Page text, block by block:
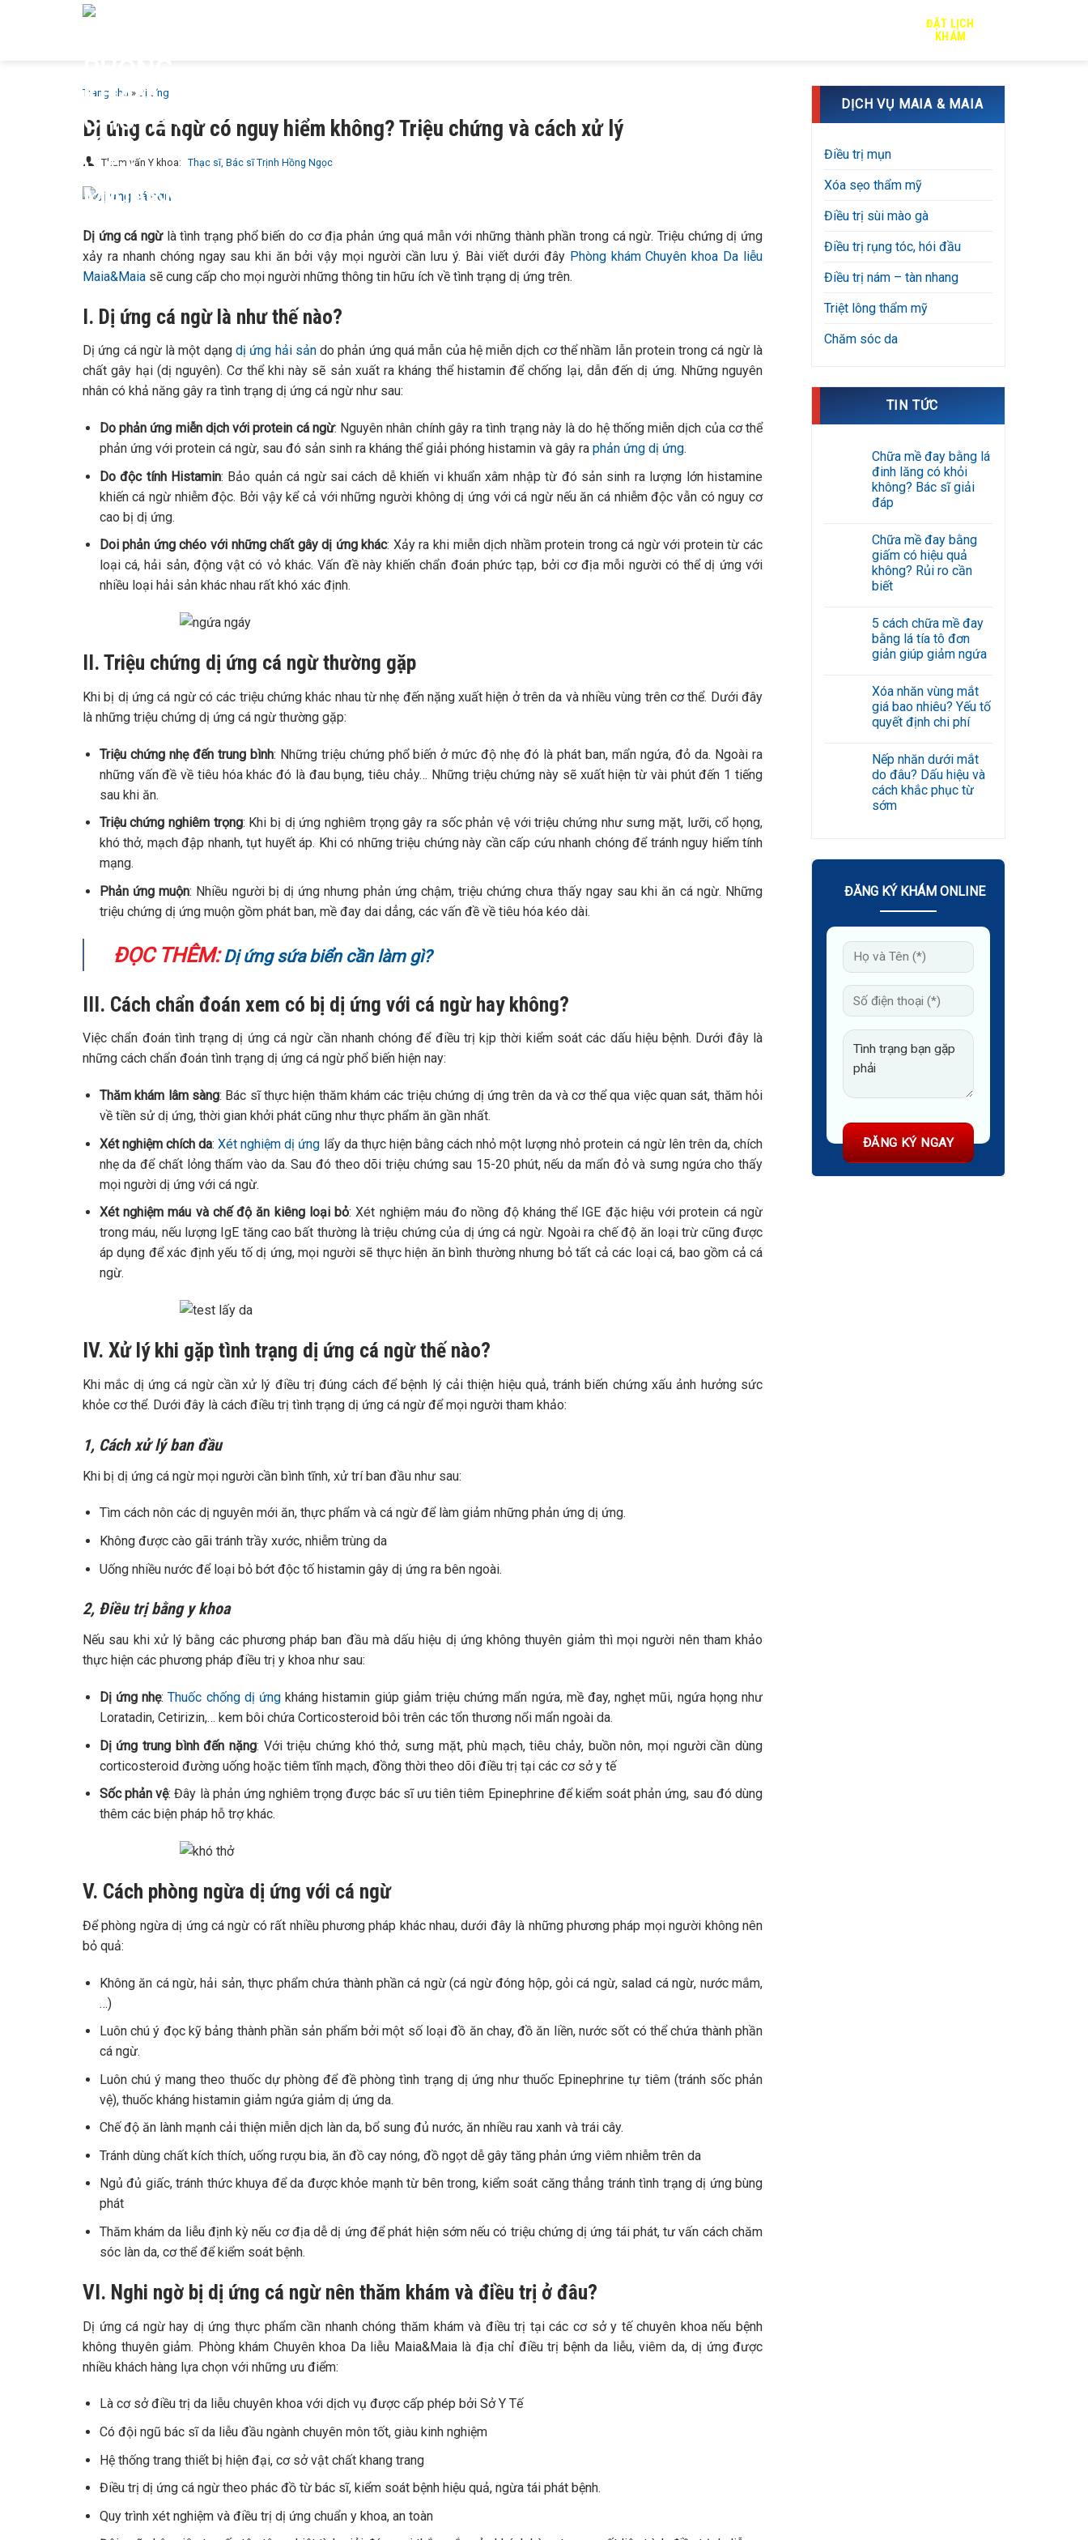
ĐẶT LỊCH
KHÁM
Trang chủ » Dị Ứng
Dị ứng cá ngừ có nguy hiểm không? Triệu chứng và cách xử lý
Tham vấn Y khoa: Thạc sĩ, Bác sĩ Trịnh Hồng Ngọc
Dị ứng cá ngừ là tình trạng phổ biến do cơ địa phản ứng quá mẫn với những thành phần trong cá ngừ. Triệu chứng dị ứng
xảy ra nhanh chóng ngay sau khi ăn bởi vậy mọi người cần lưu ý. Bài viết dưới đây Phòng khám Chuyên khoa Da liễu
Maia&Maia sẽ cung cấp cho mọi người những thông tin hữu ích về tình trạng dị ứng trên.
I. Dị ứng cá ngừ là như thế nào?
Dị ứng cá ngừ là một dạng dị ứng hải sảndo phản ứng quá mẫn của hệ miễn dịch cơ thể nhầm lẫn protein trong cá ngừ là
chất gây hại (dị nguyên). Cơ thể khi này sẽ sản xuất ra kháng thể histamin để chống lại, dẫn đến dị ứng. Những nguyên
nhân có khả năng gây ra tình trạng dị ứng cá ngừ như sau:
Do phản ứng miễn dịch với protein cá ngừ: Nguyên nhân chính gây ra tình trạng này là do hệ thống miễn dịch của cơ thể
phản ứng với protein cá ngừ, sau đó sản sinh ra kháng thể giải phóng histamin và gây ra phản ứng dị ứng.
Do độc tính Histamin: Bảo quản cá ngừ sai cách dễ khiến vi khuẩn xâm nhập từ đó sản sinh ra lượng lớn histamine
khiến cá ngừ nhiễm độc. Bởi vậy kể cả với những người không dị ứng với cá ngừ nếu ăn cá nhiễm độc vẫn có nguy cơ
cao bị dị ứng.
Doi phản ứng chéo với những chất gây dị ứng khác: Xảy ra khi miễn dịch nhầm protein trong cá ngừ với protein từ các
loại cá, hải sản, động vật có vỏ khác. Vấn đề này khiến chẩn đoán phức tạp, bởi cơ địa mỗi người có thể dị ứng với
nhiều loại hải sản khác nhau rất khó xác định.
II. Triệu chứng dị ứng cá ngừ thường gặp
Khi bị dị ứng cá ngừ có các triệu chứng khác nhau từ nhẹ đến nặng xuất hiện ở trên da và nhiều vùng trên cơ thể. Dưới đây
là những triệu chứng dị ứng cá ngừ thường gặp:
Triệu chứng nhẹ đến trung bình: Những triệu chứng phổ biến ở mức độ nhẹ đó là phát ban, mẩn ngứa, đỏ da. Ngoài ra
những vấn đề về tiêu hóa khác đó là đau bụng, tiêu chảy… Những triệu chứng này sẽ xuất hiện từ vài phút đến 1 tiếng
sau khi ăn.
Triệu chứng nghiêm trọng: Khi bị dị ứng nghiêm trọng gây ra sốc phản vệ với triệu chứng như sưng mặt, lưỡi, cổ họng,
khó thở, mạch đập nhanh, tụt huyết áp. Khi có những triệu chứng này cần cấp cứu nhanh chóng để tránh nguy hiểm tính
mạng.
Phản ứng muộn: Nhiều người bị dị ứng nhưng phản ứng chậm, triệu chứng chưa thấy ngay sau khi ăn cá ngừ. Những
triệu chứng dị ứng muộn gồm phát ban, mề đay dai dẳng, các vấn đề về tiêu hóa kéo dài.
ĐỌC THÊM: Dị ứng sứa biển cần làm gì?
III. Cách chẩn đoán xem có bị dị ứng với cá ngừ hay không?
Việc chẩn đoán tình trạng dị ứng cá ngừ cần nhanh chóng để điều trị kịp thời kiểm soát các dấu hiệu bệnh. Dưới đây là
những cách chẩn đoán tình trạng dị ứng cá ngừ phổ biến hiện nay:
Thăm khám lâm sàng: Bác sĩ thực hiện thăm khám các triệu chứng dị ứng trên da và cơ thể qua việc quan sát, thăm hỏi
về tiền sử dị ứng, thời gian khởi phát cũng như thực phẩm ăn gần nhất.
Xét nghiệm chích da:Xét nghiệm dị ứng lẩy da thực hiện bằng cách nhỏ một lượng nhỏ protein cá ngừ lên trên da, chích
nhẹ da để chất lỏng thấm vào da. Sau đó theo dõi triệu chứng sau 15-20 phút, nếu da mẩn đỏ và sưng ngứa cho thấy
mọi người dị ứng với cá ngừ.
Xét nghiệm máu và chế độ ăn kiêng loại bỏ: Xét nghiệm máu đo nồng độ kháng thể IGE đặc hiệu với protein cá ngừ
trong máu, nếu lượng IgE tăng cao bất thường là triệu chứng của dị ứng cá ngừ. Ngoài ra chế độ ăn loại trừ cũng được
áp dụng để xác định yếu tố dị ứng, mọi người sẽ thực hiện ăn bình thường nhưng bỏ tất cả các loại cá, bao gồm cả cá
ngừ.
IV. Xử lý khi gặp tình trạng dị ứng cá ngừ thế nào?
Khi mắc dị ứng cá ngừ cần xử lý điều trị đúng cách để bệnh lý cải thiện hiệu quả, tránh biến chứng xấu ảnh hưởng sức
khỏe cơ thể. Dưới đây là cách điều trị tình trạng dị ứng cá ngừ để mọi người tham khảo:
1, Cách xử lý ban đầu
Khi bị dị ứng cá ngừ mọi người cần bình tĩnh, xử trí ban đầu như sau:
Tìm cách nôn các dị nguyên mới ăn, thực phẩm và cá ngừ để làm giảm những phản ứng dị ứng.
Không được cào gãi tránh trầy xước, nhiễm trùng da
Uống nhiều nước để loại bỏ bớt độc tố histamin gây dị ứng ra bên ngoài.
2, Điều trị bằng y khoa
Nếu sau khi xử lý bằng các phương pháp ban đầu mà dấu hiệu dị ứng không thuyên giảm thì mọi người nên tham khảo
thực hiện các phương pháp điều trị y khoa như sau:
Dị ứng nhẹ:Thuốc chống dị ứng kháng histamin giúp giảm triệu chứng mẩn ngứa, mề đay, nghẹt mũi, ngứa họng như
Loratadin, Cetirizin,… kem bôi chứa Corticosteroid bôi trên các tổn thương nổi mẩn ngoài da.
Dị ứng trung bình đến nặng: Với triệu chứng khó thở, sưng mặt, phù mạch, tiêu chảy, buồn nôn, mọi người cần dùng
corticosteroid đường uống hoặc tiêm tĩnh mạch, đồng thời theo dõi điều trị tại các cơ sở y tế
Sốc phản vệ: Đây là phản ứng nghiêm trọng được bác sĩ ưu tiên tiêm Epinephrine để kiểm soát phản ứng, sau đó dùng
thêm các biện pháp hỗ trợ khác.
V. Cách phòng ngừa dị ứng với cá ngừ
Để phòng ngừa dị ứng cá ngừ có rất nhiều phương pháp khác nhau, dưới đây là những phương pháp mọi người không nên
bỏ quả:
Không ăn cá ngừ, hải sản, thực phẩm chứa thành phần cá ngừ (cá ngừ đóng hộp, gỏi cá ngừ, salad cá ngừ, nước mắm,
…)
Luôn chú ý đọc kỹ bảng thành phần sản phẩm bởi một số loại đồ ăn chay, đồ ăn liền, nước sốt có thể chứa thành phần
cá ngừ.
Luôn chú ý mang theo thuốc dự phòng để đề phòng tình trạng dị ứng như thuốc Epinephrine tự tiêm (tránh sốc phản
vệ), thuốc kháng histamin giảm ngứa giảm dị ứng da.
Chế độ ăn lành mạnh cải thiện miễn dịch làn da, bổ sung đủ nước, ăn nhiều rau xanh và trái cây.
Tránh dùng chất kích thích, uống rượu bia, ăn đồ cay nóng, đồ ngọt dễ gây tăng phản ứng viêm nhiễm trên da
Ngủ đủ giấc, tránh thức khuya để da được khỏe mạnh từ bên trong, kiểm soát căng thẳng tránh tình trạng dị ứng bùng
phát
Thăm khám da liễu định kỳ nếu cơ địa dễ dị ứng để phát hiện sớm nếu có triệu chứng dị ứng tái phát, tư vấn cách chăm
sóc làn da, cơ thể để kiểm soát bệnh.
VI. Nghi ngờ bị dị ứng cá ngừ nên thăm khám và điều trị ở đâu?
Dị ứng cá ngừ hay dị ứng thực phẩm cần nhanh chóng thăm khám và điều trị tại các cơ sở y tế chuyên khoa nếu bệnh
không thuyên giảm. Phòng khám Chuyên khoa Da liễu Maia&Maia là địa chỉ điều trị bệnh da liễu, viêm da, dị ứng được
nhiều khách hàng lựa chọn với những ưu điểm:
Là cơ sở điều trị da liễu chuyên khoa với dịch vụ được cấp phép bởi Sở Y Tế
Có đội ngũ bác sĩ da liễu đầu ngành chuyên môn tốt, giàu kinh nghiệm
Hệ thống trang thiết bị hiện đại, cơ sở vật chất khang trang
Điều trị dị ứng cá ngừ theo phác đồ từ bác sĩ, kiểm soát bệnh hiệu quả, ngừa tái phát bệnh.
Quy trình xét nghiệm và điều trị dị ứng chuẩn y khoa, an toàn
DỊCH VỤ MAIA & MAIA
Điều trị mụn
Xóa sẹo thẩm mỹ
Điều trị sùi mào gà
Điều trị rụng tóc, hói đầu
Điều trị nám – tàn nhang
Triệt lông thẩm mỹ
Chăm sóc da
TIN TỨC
Chữa mề đay bằng lá
đinh lăng có khỏi
không? Bác sĩ giải
đáp
bình
luận
ở
Chữa
mề
đay
đinh
lăng
có
khỏi
sĩ
giải
đáp
Chữa mề đay bằng
giấm có hiệu quả
không? Rủi ro cần
biết
bình
luận
ở
Chữa
bằng
giấm
có
hiệu
quả
ro
cần
biết
5 cách chữa mề đay
bằng lá tía tô đơn
giản giúp giảm ngứa
bình
luận
ở
5
mề
đay
bằng
lá
tía
tô
ngứa
Xóa nhăn vùng mắt
giá bao nhiêu? Yếu tố
quyết định chi phí
bình
luận
ở
Xóa
nhăn
vùng
quyết
định
chi
Nếp nhăn dưới mắt
do đâu? Dấu hiệu và
cách khắc phục từ
sớm
nhăn
dưới
đâu?
Dấu
hiệu
và
cách
từ
ĐĂNG KÝ KHÁM ONLINE